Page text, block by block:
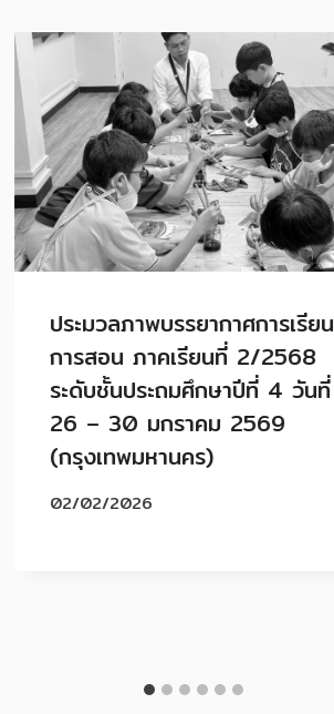
ประมวลภาพบรรยากาศการเรียน
การสอน ภาคเรียนที่ 2/2568
ระดับชั้นประถมศึกษาปีที่ 4 วันที่
26 – 30 มกราคม 2569
(กรุงเทพมหานคร)
02/02/2026